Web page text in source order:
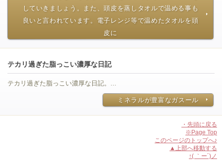
していきましょう。また、頭皮を蒸しタオルで温める事も
良いと言われています。電子レンジ等で温めたタオルを頭
皮に
テカリ過ぎた脂っこい濃厚な日記
テカリ過ぎた脂っこい濃厚な日記。...
ミネラルが豊富なガスール
・先頭に戻る
※Page Top
このページのトップへ♪
▲上部へ移動する
↑( ｀ー´)ノ